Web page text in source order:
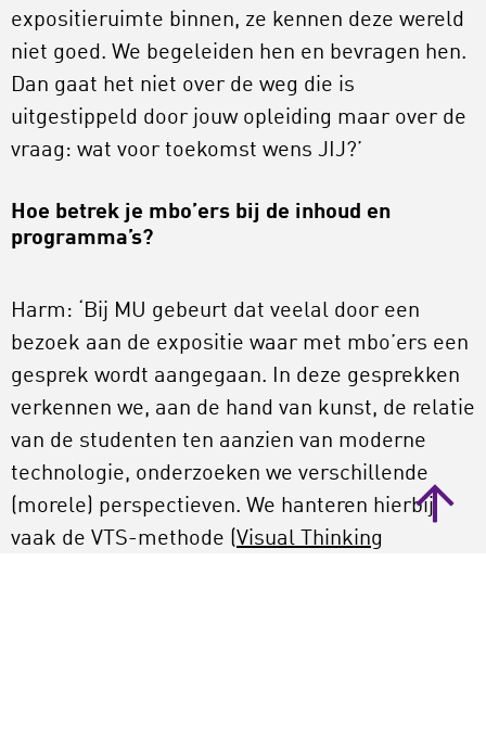
expositieruimte binnen, ze kennen deze wereld
niet goed. We begeleiden hen en bevragen hen.
Dan gaat het niet over de weg die is
uitgestippeld door jouw opleiding maar over de
vraag: wat voor toekomst wens JIJ?’
Hoe betrek je mbo’ers bij de inhoud en
programma’s?
Harm: ‘Bij MU gebeurt dat veelal door een
bezoek aan de expositie waar met mbo’ers een
gesprek wordt aangegaan. In deze gesprekken
verkennen we, aan de hand van kunst, de relatie
van de studenten ten aanzien van moderne
technologie, onderzoeken we verschillende
(morele) perspectieven. We hanteren hierbij
vaak de VTS-methode (Visual Thinking